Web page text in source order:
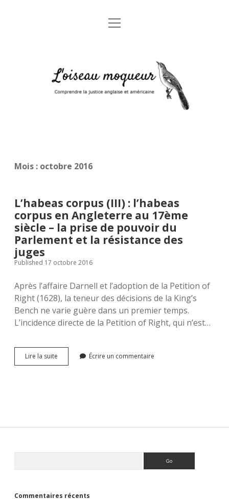
Accueil
Mentions légales
Glossaire juridique anglais-français
open
moqueur
Mois : octobre 2016
L’habeas corpus (III) : l’habeas
corpus en Angleterre au 17ème
siècle – la prise de pouvoir du
Parlement et la résistance des
juges
Published 17 octobre 2016
Après l’affaire Darnell et l’adoption de la Petition of
Right (1628), la teneur des décisions de la King’s
Bench ne varie guère dans un premier temps.
L’incidence directe de la Petition of Right, qui n’est…
Lire la suite L’habeas
corpus
au
pouvoir
Écrire un commentaire
Commentaires récents